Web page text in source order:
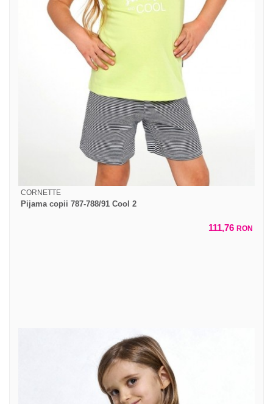
CORNETTE
Pijama copii 787-788/91 Cool 2
111,76 RON